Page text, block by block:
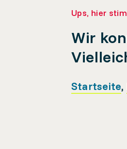
Ups, hier
Wir
Startseite,